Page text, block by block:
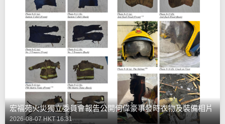
宏福苑火災獨立委員會報告公開何偉豪事發時衣物及裝備相片
2026-08-07 HKT 16:31